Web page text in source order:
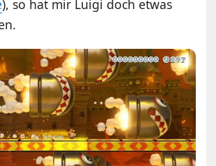
), so hat mir Luigi doch etwas